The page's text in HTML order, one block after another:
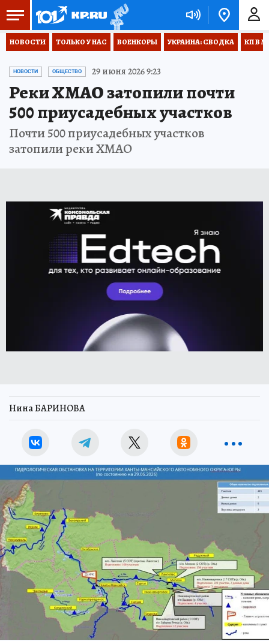
НОВОСТИ ТОЛЬКО У НАС ВОЕНКОРЫ УКРАИНА: СВОДКА КП В
НОВОСТИ ОБЩЕСТВО 29 июня 2026 9:23
Реки ХМАО затопили почти
500 приусадебных участков
Почти 500 приусадебных участков
затопили реки ХМАО
Нина БАРИНОВА